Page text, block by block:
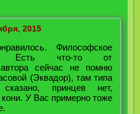
2015
Философское
Есть что-то от
автора сейчас не помню
(Эквадор), там типа
принцев нет,
кони. У Вас примерно тоже